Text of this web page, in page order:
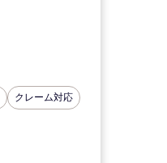
クレーム対応